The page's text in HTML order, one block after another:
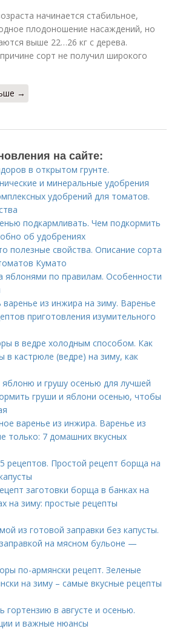
начинается стабильное,
плодоношение насаждений, но
выше 22…26 кг с дерева.
сорт не получил широкого
→
на сайте:
в открытом грунте.
и минеральные удобрения
удобрений для томатов.
подкармливать. Чем подкормить
об удобрениях
полезные свойства. Описание сорта
Кумато
яблонями по правилам. Особенности
варенье из инжира на зиму. Варенье
приготовления изумительного
в ведре холодным способом. Как
в кастрюле (ведре) на зиму, как
и грушу осенью для лучшей
груши и яблони осенью, чтобы
варенье из инжира. Варенье из
только: 7 домашних вкусных
рецептов. Простой рецепт борща на
заготовки борща в банках на
на зиму: простые рецепты
из готовой заправки без капусты.
на мясном бульоне —
по-армянски рецепт. Зеленые
на зиму – самые вкусные рецепты
гортензию в августе и осенью.
и важные нюансы